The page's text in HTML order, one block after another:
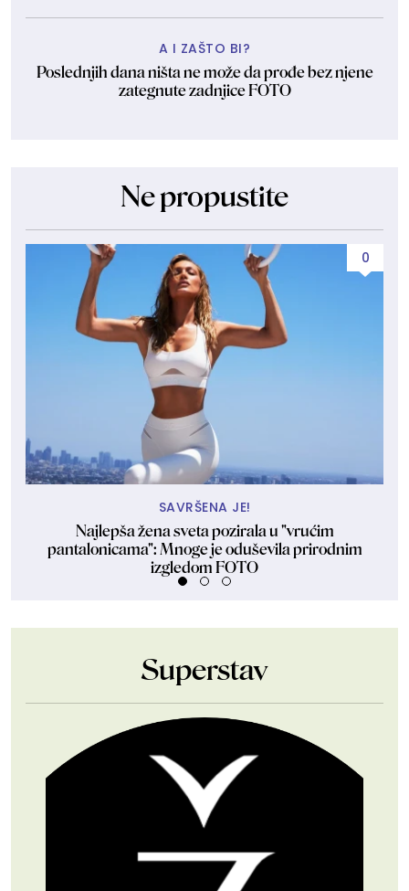
A I ZAŠTO BI?
Poslednjih dana ništa ne može da prođe bez njene
zategnute zadnjice FOTO
Ne propustite
0
SAVRŠENA JE!
Najlepša žena sveta pozirala u "vrućim
pantalonicama": Mnoge je oduševila prirodnim
izgledom FOTO
Superstav